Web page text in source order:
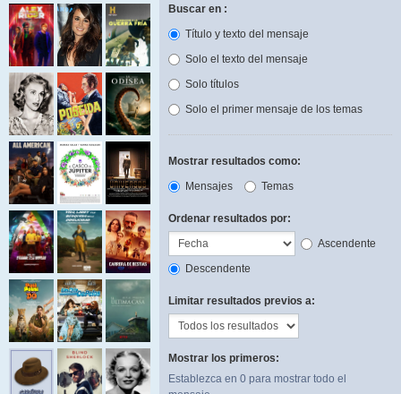
Buscar en :
Título y texto del mensaje
Solo el texto del mensaje
Solo títulos
Solo el primer mensaje de los temas
Mostrar resultados como:
Mensajes
Temas
Ordenar resultados por:
Ascendente
Descendente
Limitar resultados previos a:
Mostrar los primeros:
Establezca en 0 para mostrar todo el